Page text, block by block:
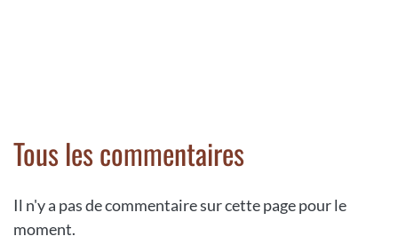
Tous les commentaires
Il n'y a pas de commentaire sur cette page pour le
moment.